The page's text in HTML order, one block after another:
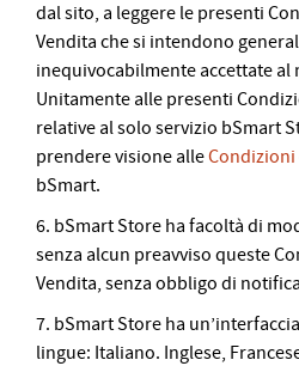
dal sito, a leggere le presenti
Vendita che si intendono
inequivocabilmente accettate
Unitamente alle presenti
relative al solo servizio bSmart
prendere visione alleCondizioni
bSmart.
6. bSmart Store ha facoltà di
senza alcun preavviso queste
Vendita, senza obbligo di
7. bSmart Store ha
lingue: Italiano. Inglese,